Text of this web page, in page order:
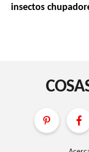
insectos